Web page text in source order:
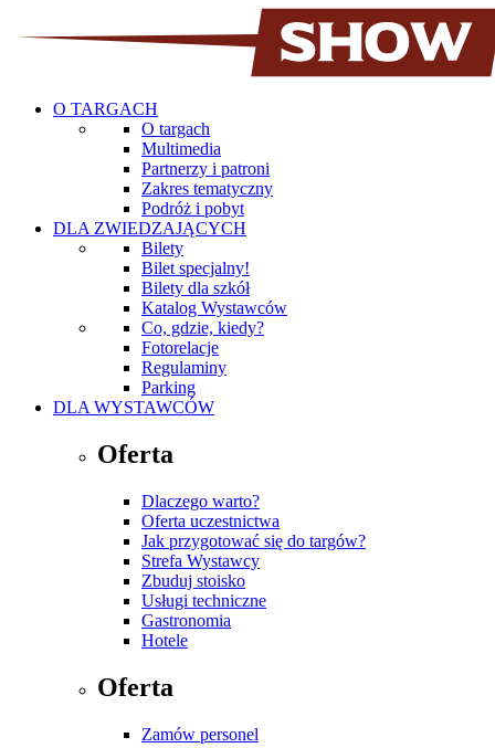
O TARGACH
O targach
Multimedia
Partnerzy i patroni
Zakres tematyczny
Podróż i pobyt
DLA ZWIEDZAJĄCYCH
Bilety
Bilet specjalny!
Bilety dla szkół
Katalog Wystawców
Co, gdzie, kiedy?
Fotorelacje
Regulaminy
Parking
DLA WYSTAWCÓW
Oferta
Dlaczego warto?
Oferta uczestnictwa
Jak przygotować się do targów?
Strefa Wystawcy
Zbuduj stoisko
Usługi techniczne
Gastronomia
Hotele
Oferta
Zamów personel